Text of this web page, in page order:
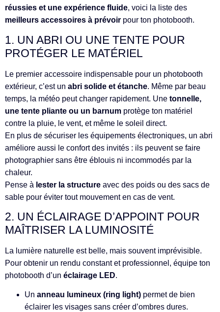
réussies et une expérience fluide, voici la liste des
meilleurs accessoires à prévoir pour ton photobooth.
1. UN ABRI OU UNE TENTE POUR
PROTÉGER LE MATÉRIEL
Le premier accessoire indispensable pour un photobooth
extérieur, c’est un abri solide et étanche. Même par beau
temps, la météo peut changer rapidement. Une tonnelle,
une tente pliante ou un barnum protège ton matériel
contre la pluie, le vent, et même le soleil direct.
En plus de sécuriser les équipements électroniques, un abri
améliore aussi le confort des invités : ils peuvent se faire
photographier sans être éblouis ni incommodés par la
chaleur.
Pense à lester la structure avec des poids ou des sacs de
sable pour éviter tout mouvement en cas de vent.
2. UN ÉCLAIRAGE D’APPOINT POUR
MAÎTRISER LA LUMINOSITÉ
La lumière naturelle est belle, mais souvent imprévisible.
Pour obtenir un rendu constant et professionnel, équipe ton
photobooth d’un éclairage LED.
Un anneau lumineux (ring light) permet de bien
éclairer les visages sans créer d’ombres dures.